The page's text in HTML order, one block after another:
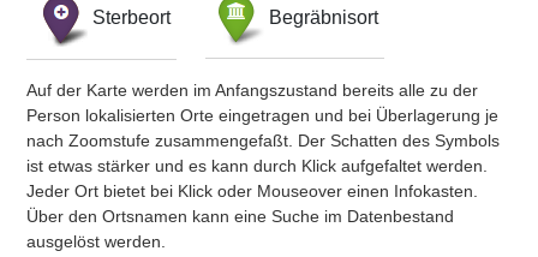
Sterbeort Begräbnisort
Auf der Karte werden im Anfangszustand bereits alle zu der
Person lokalisierten Orte eingetragen und bei Überlagerung je
nach Zoomstufe zusammengefaßt. Der Schatten des Symbols
ist etwas stärker und es kann durch Klick aufgefaltet werden.
Jeder Ort bietet bei Klick oder Mouseover einen Infokasten.
Über den Ortsnamen kann eine Suche im Datenbestand
ausgelöst werden.